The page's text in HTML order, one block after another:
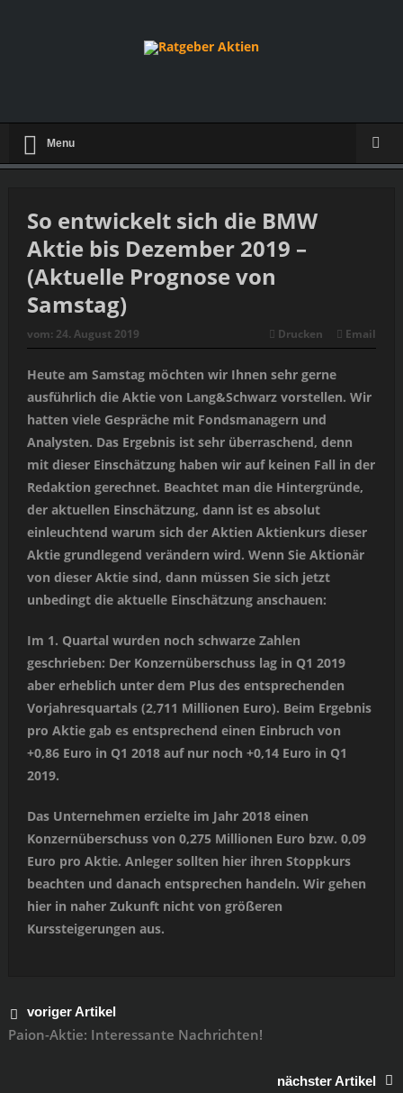
Menu
So entwickelt sich die BMW
Aktie bis Dezember 2019 –
(Aktuelle Prognose von
Samstag)
vom: 24. August 2019 Drucken Email
Heute am Samstag möchten wir Ihnen sehr gerne
ausführlich die Aktie von Lang&Schwarz vorstellen. Wir
hatten viele Gespräche mit Fondsmanagern und
Analysten. Das Ergebnis ist sehr überraschend, denn
mit dieser Einschätzung haben wir auf keinen Fall in der
Redaktion gerechnet. Beachtet man die Hintergründe,
der aktuellen Einschätzung, dann ist es absolut
einleuchtend warum sich der Aktien Aktienkurs dieser
Aktie grundlegend verändern wird. Wenn Sie Aktionär
von dieser Aktie sind, dann müssen Sie sich jetzt
unbedingt die aktuelle Einschätzung anschauen:
Im 1. Quartal wurden noch schwarze Zahlen
geschrieben: Der Konzernüberschuss lag in Q1 2019
aber erheblich unter dem Plus des entsprechenden
Vorjahresquartals (2,711 Millionen Euro). Beim Ergebnis
pro Aktie gab es entsprechend einen Einbruch von
+0,86 Euro in Q1 2018 auf nur noch +0,14 Euro in Q1
2019.
Das Unternehmen erzielte im Jahr 2018 einen
Konzernüberschuss von 0,275 Millionen Euro bzw. 0,09
Euro pro Aktie. Anleger sollten hier ihren Stoppkurs
beachten und danach entsprechen handeln. Wir gehen
hier in naher Zukunft nicht von größeren
Kurssteigerungen aus.
voriger Artikel
Paion-Aktie: Interessante Nachrichten!
nächster Artikel